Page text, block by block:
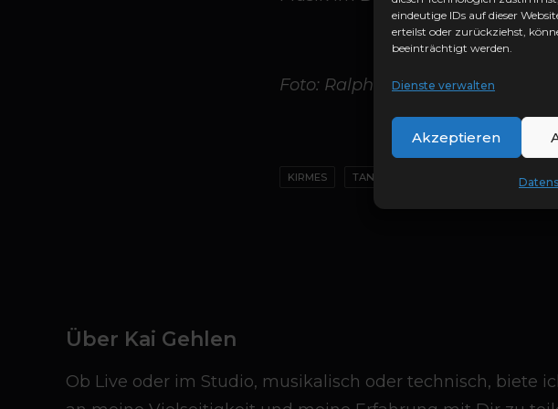
eindeutige IDs auf dieser
erteilst oder zurückziehst,
beeinträchtigt werden.
Dienste verwalten
Akzeptieren
Foto: Ralph Sondermann
KIRMES TANZKAPELLE 2OLD4U
Über Kai Gehlen
Ob Live oder im Studio, musikalisch oder technisch, biete